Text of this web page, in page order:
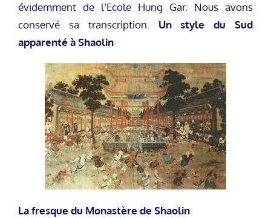
évidemment de l’Ecole Hung Gar. Nous avons
conservé sa transcription. Un style du Sud
apparenté à Shaolin
La fresque du Monastère de Shaolin